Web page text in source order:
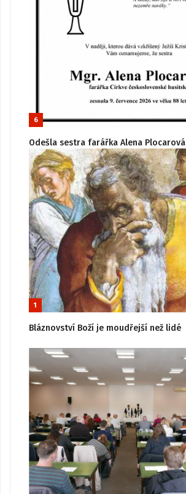
6
Odešla sestra farářka Alena Plocarová
1
Bláznovství Boží je moudřejší než lidé